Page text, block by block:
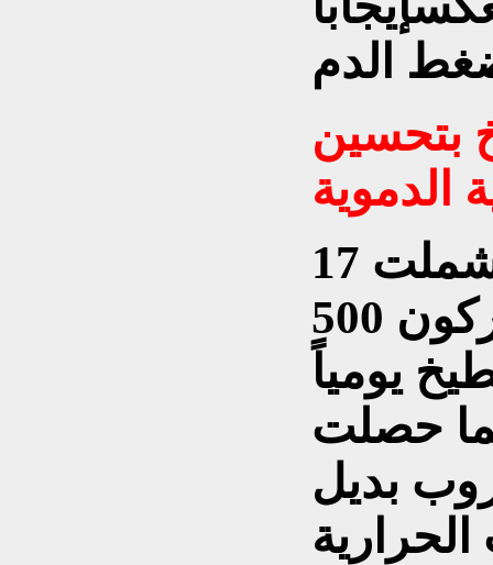
بتحسين
الدموية
في دراسة صغيرة شملت 17
شخصاً، تناول المشاركون 500
يومياً
حصلت
بديل